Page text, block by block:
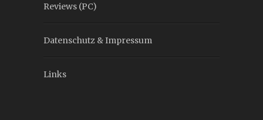
Reviews (PC)
Datenschutz & Impressum
Links